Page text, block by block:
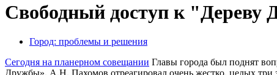
Свободный доступ к "Дереву
Город: проблемы и решения
Сегодня на планерном совещании Главы города был поднят
Дружбы». А.Н. Пахомов отреагировал очень жестко, целых три